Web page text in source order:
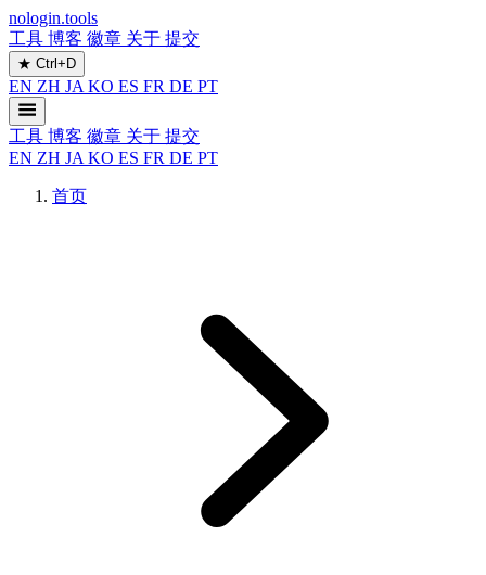
nologin.tools
工具 博客 徽章 关于 提交
★ Ctrl+D
EN ZH JA KO ES FR DE PT
工具 博客 徽章 关于 提交
EN ZH JA KO ES FR DE PT
首页